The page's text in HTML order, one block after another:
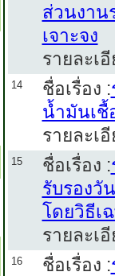
ส่วนงาน
เจาะจง
รายละเ
14 ชื่อเรื่อง :
น้ำมันเชื้
รายละเ
15 ชื่อเรื่อง :
รับรองวั
โดยวิธีเ
รายละเ
16 ชื่อเรื่อง :